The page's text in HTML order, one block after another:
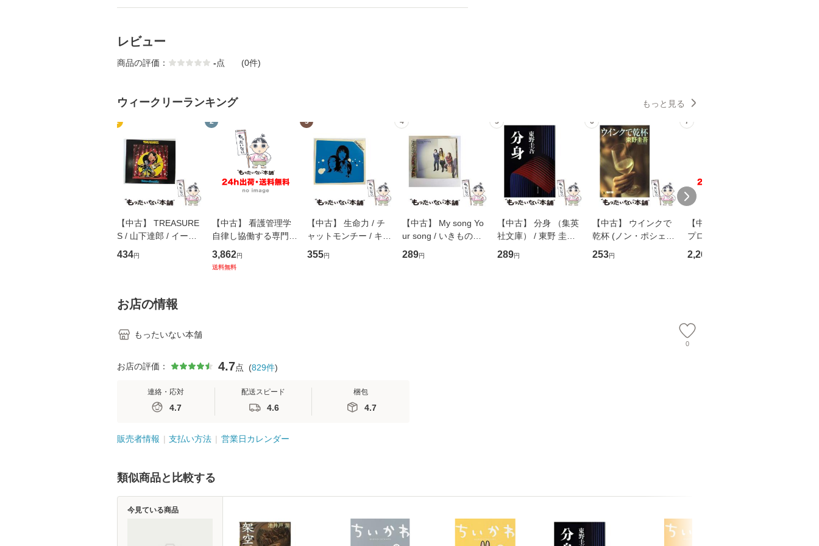
レビュー
商品の評価： -点 (0件)
ウィークリーランキング もっと見る
1
【中古】 TREASURE
S / 山下達郎 / イース
トウエスト・ジャパン
[CD]【メール便送料無
434円
2
【中古】 看護管理学
自律し協働する専門職
の看護マネジメントス
キル 改訂第3版 (看護
3,862円
送料無料
3
【中古】 生命力 / チ
ャットモンチー / キュ
ーンレコード [CD]
【メール便送料無料】
355円
4
【中古】 My song Yo
ur song / いきものが
かり / [CD]【メール便
送料無料】
289円
5
【中古】 分身 （集英
社文庫） / 東野 圭吾 /
集英社 [文庫]【メール
便送料無料】
289円
6
【中古】 ウインクで
乾杯 (ノン・ポシェッ
ト) / 東野圭吾 / 祥伝
社 [文庫]【メール便送
253円
7
【中古】 野ブタ。を
プロデュース [DVD-B
OX] / バップ [DVD]
【メール便送料無料】
2,266
お店の情報
もったいない本舗
0
お店の評価： 4.7点 (829件)
連絡・応対
4.7
配送スピード
4.6
梱包
4.7
販売者情報 支払い方法 営業日カレンダー
類似商品と比較する
今見ている商品